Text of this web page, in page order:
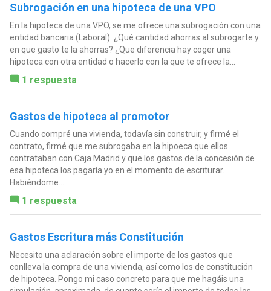
Subrogación en una hipoteca de una VPO
En la hipoteca de una VPO, se me ofrece una subrogación con una
entidad bancaria (Laboral). ¿Qué cantidad ahorras al subrogarte y
en que gasto te la ahorras? ¿Que diferencia hay coger una
hipoteca con otra entidad o hacerlo con la que te ofrece la...
1 respuesta
Gastos de hipoteca al promotor
Cuando compré una vivienda, todavía sin construir, y firmé el
contrato, firmé que me subrogaba en la hipoeca que ellos
contrataban con Caja Madrid y que los gastos de la concesión de
esa hipoteca los pagaría yo en el momento de escriturar.
Habiéndome...
1 respuesta
Gastos Escritura más Constitución
Necesito una aclaración sobre el importe de los gastos que
conlleva la compra de una vivienda, así como los de constitución
de hipoteca. Pongo mi caso concreto para que me hagáis una